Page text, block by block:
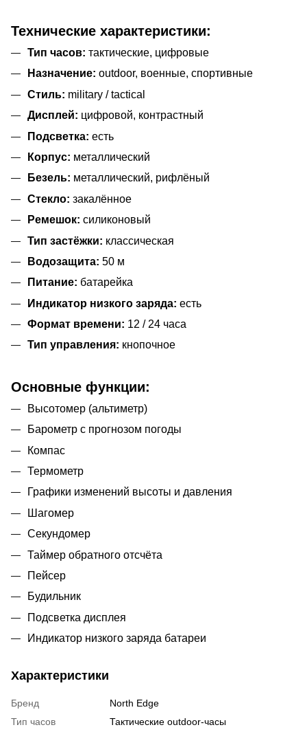
Технические характеристики:
Тип часов: тактические, цифровые
Назначение: outdoor, военные, спортивные
Стиль: military / tactical
Дисплей: цифровой, контрастный
Подсветка: есть
Корпус: металлический
Безель: металлический, рифлёный
Стекло: закалённое
Ремешок: силиконовый
Тип застёжки: классическая
Водозащита: 50 м
Питание: батарейка
Индикатор низкого заряда: есть
Формат времени: 12 / 24 часа
Тип управления: кнопочное
Основные функции:
Высотомер (альтиметр)
Барометр с прогнозом погоды
Компас
Термометр
Графики изменений высоты и давления
Шагомер
Секундомер
Таймер обратного отсчёта
Пейсер
Будильник
Подсветка дисплея
Индикатор низкого заряда батареи
Характеристики
Бренд
North Edge
Тип часов
Тактические outdoor-часы